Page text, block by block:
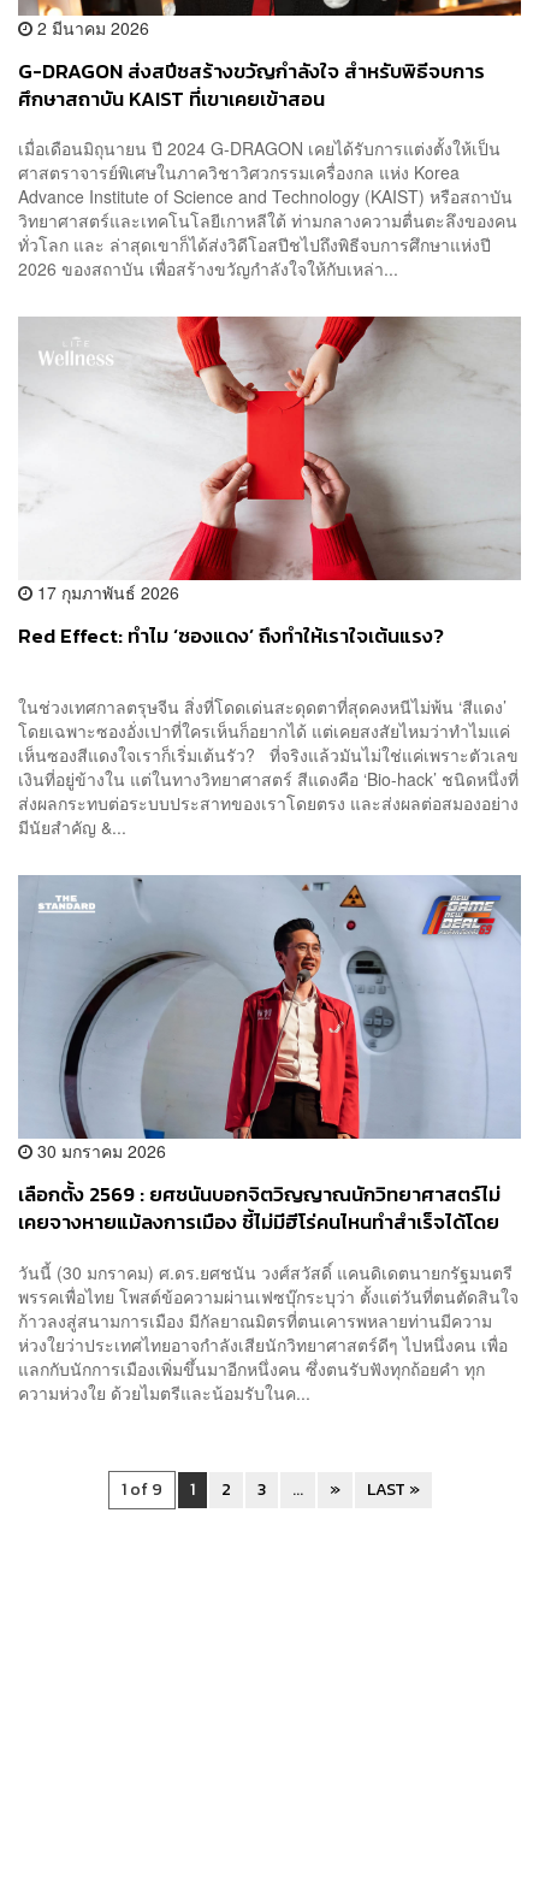
2 มีนาคม 2026
G-DRAGON ส่งสปีชสร้างขวัญกำลังใจ สำหรับพิธีจบการ
ศึกษาสถาบัน KAIST ที่เขาเคยเข้าสอน
เมื่อเดือนมิถุนายน ปี 2024 G-DRAGON เคยได้รับการแต่งตั้งให้เป็น
ศาสตราจารย์พิเศษในภาควิชาวิศวกรรมเครื่องกล แห่ง Korea
Advance Institute of Science and Technology (KAIST) หรือสถาบัน
วิทยาศาสตร์และเทคโนโลยีเกาหลีใต้ ท่ามกลางความตื่นตะลึงของคน
ทั่วโลก และ ล่าสุดเขาก็ได้ส่งวิดีโอสปีชไปถึงพิธีจบการศึกษาแห่งปี
2026 ของสถาบัน เพื่อสร้างขวัญกำลังใจให้กับเหล่า...
17 กุมภาพันธ์ 2026
Red Effect: ทำไม ‘ซองแดง’ ถึงทำให้เราใจเต้นแรง?
ในช่วงเทศกาลตรุษจีน สิ่งที่โดดเด่นสะดุดตาที่สุดคงหนีไม่พ้น ‘สีแดง’
โดยเฉพาะซองอั่งเปาที่ใครเห็นก็อยากได้ แต่เคยสงสัยไหมว่าทำไมแค่
เห็นซองสีแดงใจเราก็เริ่มเต้นรัว? ที่จริงแล้วมันไม่ใช่แค่เพราะตัวเลข
เงินที่อยู่ข้างใน แต่ในทางวิทยาศาสตร์ สีแดงคือ ‘Bio-hack’ ชนิดหนึ่งที่
ส่งผลกระทบต่อระบบประสาทของเราโดยตรง และส่งผลต่อสมองอย่าง
มีนัยสำคัญ &...
30 มกราคม 2026
เลือกตั้ง 2569 : ยศชนันบอกจิตวิญญาณนักวิทยาศาสตร์ไม่
เคยจางหายแม้ลงการเมือง ชี้ไม่มีฮีโร่คนไหนทำสำเร็จได้โดย
​วันนี้ (30 มกราคม) ศ.ดร.ยศชนัน วงศ์สวัสดิ์ แคนดิเดตนายกรัฐมนตรี
พรรคเพื่อไทย โพสต์ข้อความผ่านเฟซบุ๊กระบุว่า ตั้งแต่วันที่ตนตัดสินใจ
ก้าวลงสู่สนามการเมือง มีกัลยาณมิตรที่ตนเคารพหลายท่านมีความ
ห่วงใยว่าประเทศไทยอาจกำลังเสียนักวิทยาศาสตร์ดีๆ ไปหนึ่งคน เพื่อ
แลกกับนักการเมืองเพิ่มขึ้นมาอีกหนึ่งคน ซึ่งตนรับฟังทุกถ้อยคำ ทุก
ความห่วงใย ด้วยไมตรีและน้อมรับในค...
1 of 9 1 2 3 ... » LAST »